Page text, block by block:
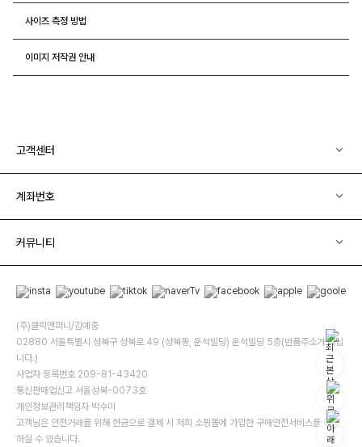
사이즈 측정 방법
이미지 저작권 안내
고객센터
계좌번호
커뮤니티
(주)클릭앤퍼니/김예중
02880 서울특별시 성북구 성북로 49 (성북동, 운석빌딩) 운석빌딩 5층(반품주소가 아닙
니다.)
사업자 등록번호 209-81-43420
통신판매업신고 서울성북-0073호
개인정보관리책임자 박수미
고객님은 안전거래를 위해 현금으로 결제 시 저희 소핑몰에 가입한 구매안전서비스를 이용
하실 수 있습니다.